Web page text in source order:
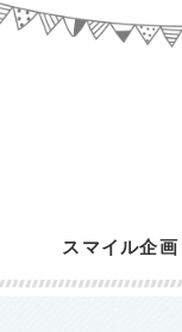
スマイル企画